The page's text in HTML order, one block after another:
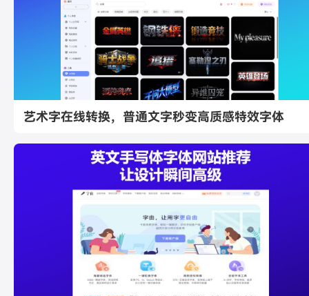
艺术字在线转换，普通文字秒变高质感特效字体